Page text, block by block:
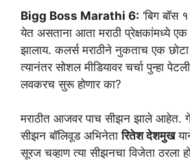
Bigg Boss Marathi 6: ‘बिग बॉस
येत असताना आता मराठी प्रेक्षकांमध्ये
झालाय. कलर्स मराठीने नुकताच एक
त्यानंतर सोशल मीडियावर चर्चा पुन्हा
लवकरच सुरू होणार का?
मराठीत आजवर पाच सीझन झाले आहेत.
सीझन बॉलिवूड अभिनेतारितेश देशमुख
सूरज चव्हाण त्या सीझनचा विजेता ठरला